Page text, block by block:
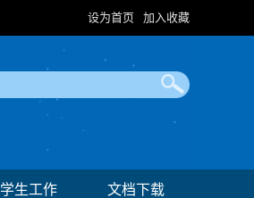
设为首页 加入收藏
学生工作 文档下载